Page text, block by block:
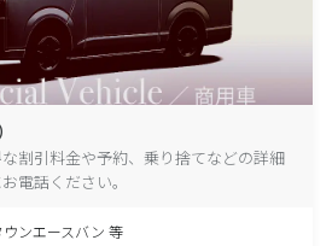
割引料金や予約、乗り捨てなどの詳細
電話ください。
ウンエースバン 等